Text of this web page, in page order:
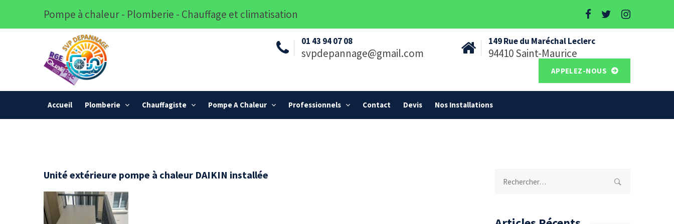
Pompe à chaleur - Plomberie - Chauffage et climatisation
01 43 94 07 08
svpdepannage@gmail.com
149 Rue du Maréchal Leclerc
94410 Saint-Maurice
APPELEZ-NOUS
Accueil Plomberie Chauffagiste Pompe A Chaleur Professionnels Contact Devis Nos Installations
Unité extérieure pompe à chaleur DAIKIN installée Rechercher :